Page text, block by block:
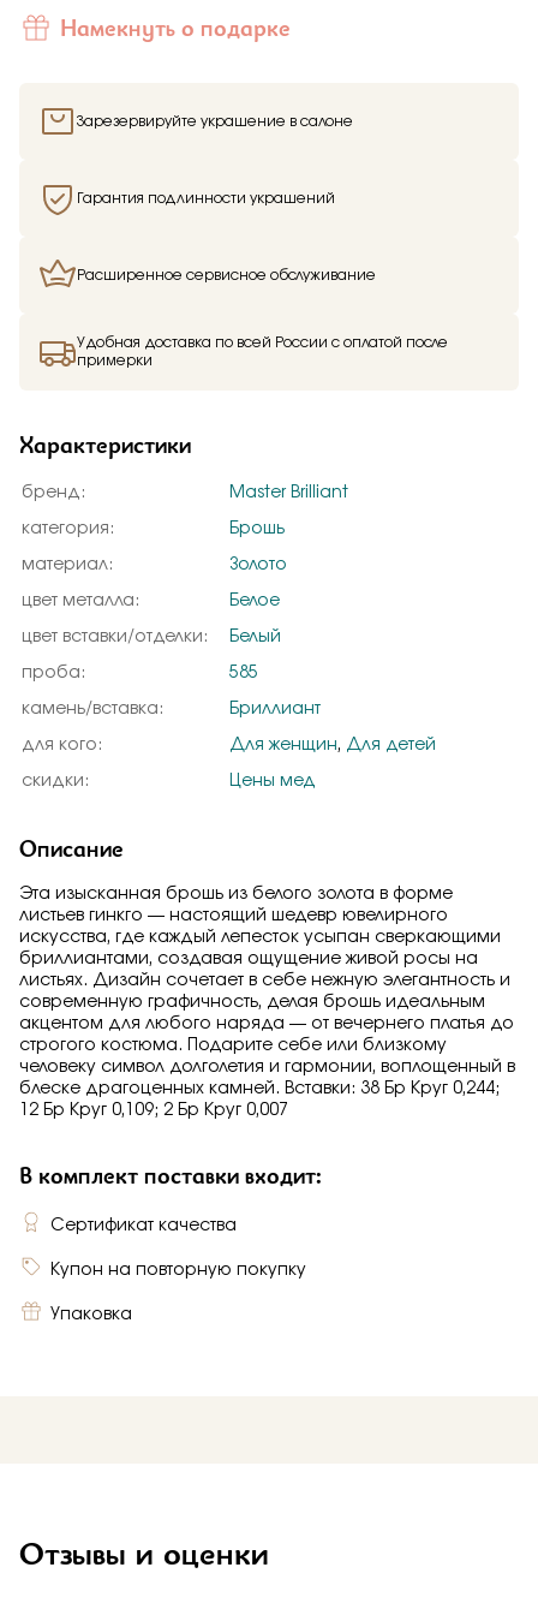
Намекнуть о подарке
Зарезервируйте украшение в салоне
Гарантия подлинности украшений
Расширенное сервисное обслуживание
Удобная доставка по всей России с оплатой после
примерки
Характеристики
бренд: Master Brilliant
категория: Брошь
материал: Золото
цвет металла: Белое
цвет вставки/отделки: Белый
проба: 585
камень/вставка: Бриллиант
для кого: Для женщин, Для детей
скидки: Цены мед
Описание
Эта изысканная брошь из белого золота в форме
листьев гинкго — настоящий шедевр ювелирного
искусства, где каждый лепесток усыпан сверкающими
бриллиантами, создавая ощущение живой росы на
листьях. Дизайн сочетает в себе нежную элегантность и
современную графичность, делая брошь идеальным
акцентом для любого наряда — от вечернего платья до
строгого костюма. Подарите себе или близкому
человеку символ долголетия и гармонии, воплощенный в
блеске драгоценных камней. Вставки: 38 Бр Круг 0,244;
12 Бр Круг 0,109; 2 Бр Круг 0,007
В комплект поставки входит:
Сертификат качества
Купон на повторную покупку
Упаковка
Отзывы и оценки